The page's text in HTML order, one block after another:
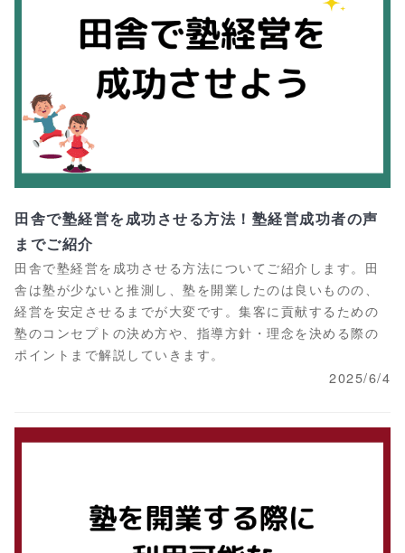
田舎で塾経営を成功させる方法！塾経営成功者の声
までご紹介
田舎で塾経営を成功させる方法についてご紹介します。田
舎は塾が少ないと推測し、塾を開業したのは良いものの、
経営を安定させるまでが大変です。集客に貢献するための
塾のコンセプトの決め方や、指導方針・理念を決める際の
ポイントまで解説していきます。
2025/6/4